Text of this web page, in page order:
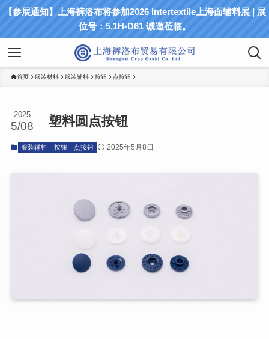
【参展通知】上海裤洛布将参加2026 Intertextile上海面辅料展 | 展
位号：5.1H-D61 诚邀莅临。
首页 服装材料 服装辅料 按钮 点按钮
塑料圆点按钮
2025
5/08
服装辅料 按钮 点按钮 2025年5月8日